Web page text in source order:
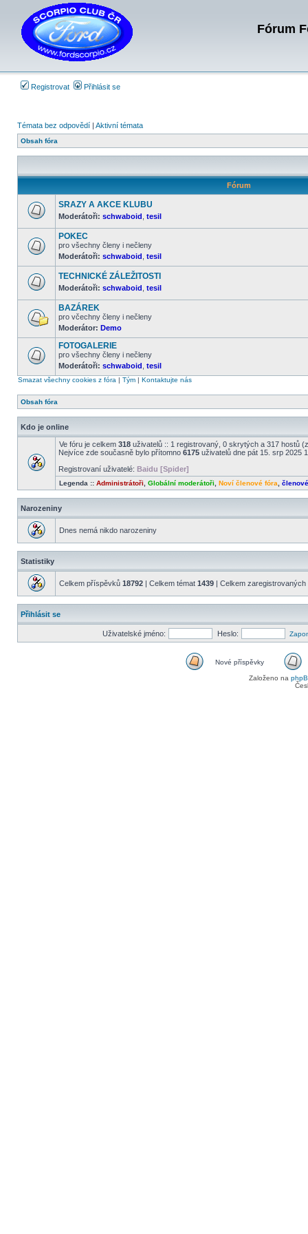
Fórum
Registrovat Přihlásit se
Témata bez odpovědí | Aktivní témata
Obsah fóra
Fórum
nové
příspěvky
SRAZY A AKCE KLUBU
Moderátoři: schwaboid tesil
Žádné
nové
příspěvky
POKEC
pro všechny členy i nečleny
Moderátoři: schwaboid tesil
nové
příspěvky
TECHNICKÉ ZÁLEŽITOSTI
Moderátoři: schwaboid tesil
Žádné
nové
příspěvky
BAZÁREK
pro včechny členy i nečleny
Moderátor: Demo
Žádné
nové
příspěvky
FOTOGALERIE
pro všechny členy i nečleny
Moderátoři: schwaboid tesil
Smazat všechny cookies z fóra | Tým | Kontaktujte nás
Obsah fóra
Kdo je online
Ve fóru je celkem 318 uživatelů :: 1 registrovaný, 0 skrytých a 317 hostů
Nejvíce zde současně bylo přítomno 6175 uživatelů dne pát 15. srp 2025
Registrovaní uživatelé: Baidu [Spider]
Legenda :: Administrátoři Globální moderátoři Noví členové fóra
Narozeniny
Dnes nemá nikdo narozeniny
Statistiky
Celkem příspěvků 18792 | Celkem témat 1439 | Celkem
Přihlásit se
Uživatelské jméno: Heslo:
Nové příspěvky
Založeno na